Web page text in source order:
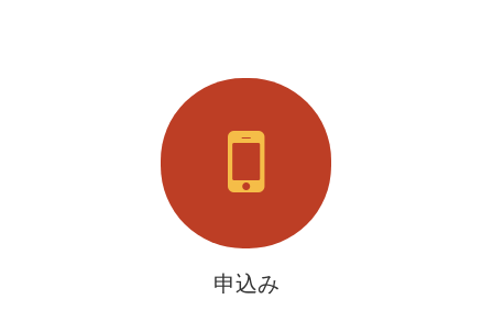
申込み